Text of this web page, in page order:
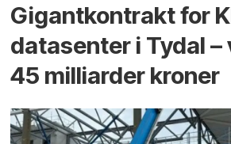
Gigantkontrakt for
datasenter i Tydal –
45 milliarder kroner